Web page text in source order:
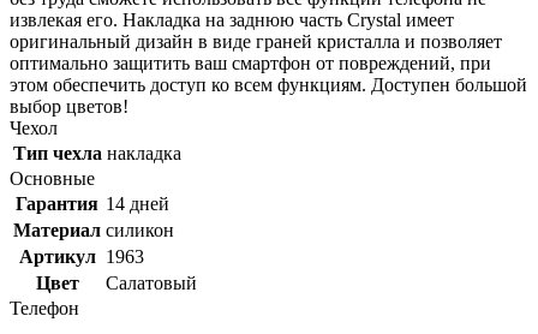
извлекая его. Накладка на заднюю часть Crystal имеет
оригинальный дизайн в виде граней кристалла и позволяет
оптимально защитить ваш смартфон от повреждений, при
этом обеспечить доступ ко всем функциям. Доступен большой
выбор цветов!
Чехол
Тип чехла накладка
Основные
Гарантия 14 дней
Материал силикон
Артикул 1963
Цвет
Салатовый
Телефон